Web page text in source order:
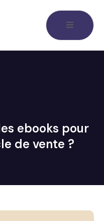
ebooks pour
de vente ?